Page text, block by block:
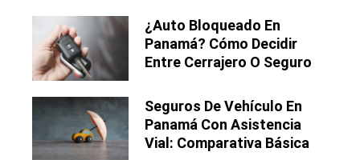
¿Auto Bloqueado En
Panamá? Cómo Decidir
Entre Cerrajero O Seguro
Seguros De Vehículo En
Panamá Con Asistencia
Vial: Comparativa Básica